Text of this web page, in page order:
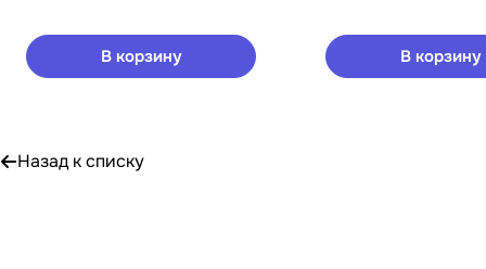
В корзину В корзину
Назад к списку